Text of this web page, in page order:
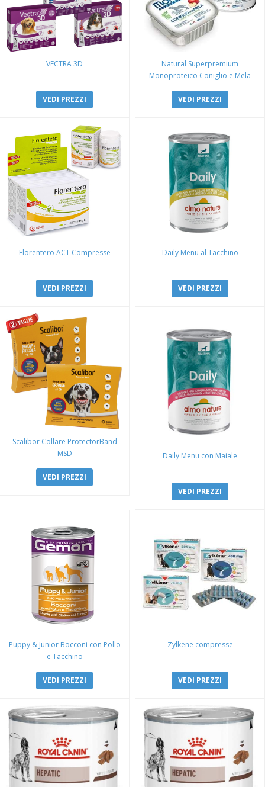
VECTRA 3D
VEDI PREZZI
Natural Superpremium
Monoproteico Coniglio e Mela
VEDI PREZZI
Florentero ACT Compresse
VEDI PREZZI
Daily Menu al Tacchino
VEDI PREZZI
Scalibor Collare ProtectorBand
MSD
VEDI PREZZI
Daily Menu con Maiale
VEDI PREZZI
Puppy & Junior Bocconi con Pollo
e Tacchino
VEDI PREZZI
Zylkene compresse
VEDI PREZZI